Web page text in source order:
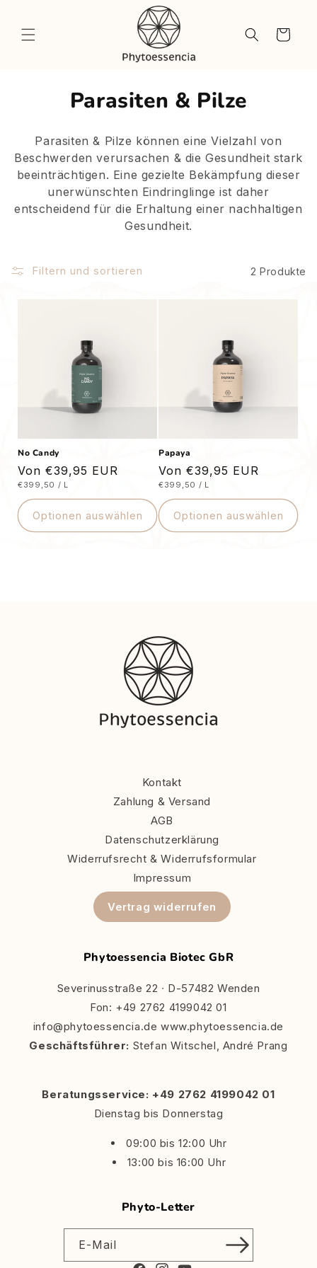
Inhalt
Warenkorb
K
t
e
g
r
Parasiten & Pilze
Parasiten & Pilze können eine Vielzahl von
Beschwerden verursachen & die Gesundheit stark
beeinträchtigen. Eine gezielte Bekämpfung dieser
unerwünschten Eindringlinge ist daher
entscheidend für die Erhaltung einer nachhaltigen
Gesundheit.
Filtern und sortieren 2 Produkte
No Candy
Normaler
Preis
Von €39,95 EUR
STÜCKPREIS
€399,50 / PRO
L
Optionen auswählen
Papaya
Normaler
Preis
Von €39,95 EUR
STÜCKPREIS
€399,50 / PRO
L
Optionen auswählen
Kontakt
Zahlung & Versand
AGB
Datenschutzerklärung
Widerrufsrecht & Widerrufsformular
Impressum
Vertrag widerrufen
Phytoessencia Biotec GbR
Severinusstraße 22 ∙ D-57482 Wenden
Fon: +49 2762 4199042 01
info@phytoessencia.de www.phytoessencia.de
Geschäftsführer: Stefan Witschel, André Prang
Beratungsservice: +49 2762 4199042 01
Dienstag bis Donnerstag
09:00 bis 12:00 Uhr
13:00 bis 16:00 Uhr
Phyto-Letter
E-Mail